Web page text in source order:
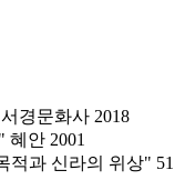
경문화사 2018
안 2001
적과 신라의 위상" 51